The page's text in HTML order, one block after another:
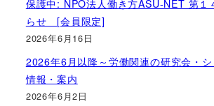
保護中: NPO法人働き方ASU-NET 第１
らせ [会員限定]
2026年6月16日
2026年6月以降～労働関連の研究会・
情報・案内
2026年6月2日